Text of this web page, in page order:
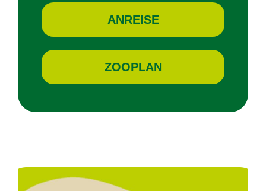
AN­REI­SE
ZOO­PLAN